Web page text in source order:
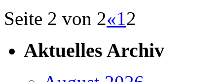
Seite 2 von 2«12
Aktuelles Archiv